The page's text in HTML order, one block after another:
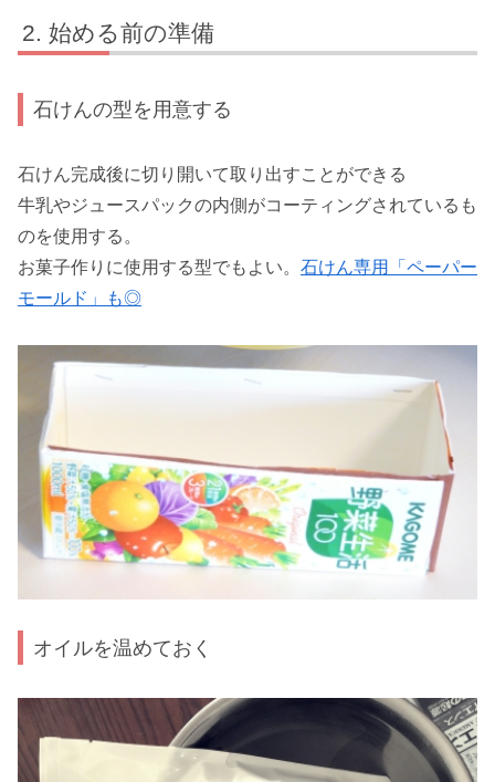
始める前の準備
石けんの型を用意する
石けん完成後に切り開いて取り出すことができる
牛乳やジュースパックの内側がコーティングされているも
のを使用する。
お菓子作りに使用する型でもよい。 石けん専用「ペーパー
モールド」も◎
オイルを温めておく